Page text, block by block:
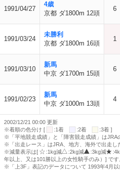
1991/04/27
4歳
京都 ダ1800m 12頭
6
1991/03/24
未勝利
京都 ダ1800m 16頭
1
1991/03/10
新馬
中京 ダ1700m 15頭
6
1991/02/23
新馬
中京 ダ1000m 13頭
4
2002/12/21 00:00 更新
※着順の色分け [
:1着 :2着
:3着 ]
※「平地競走成績」と「障害競走成績」はJRA
※「出走レース」はJRA、地方、海外で出走し
※減量表示は[
:1kg減 :2kg減 :3kg減
年以上、又は101勝以上の女性騎手のみ）] です
※「上3F」表記のデータについて 1993年4月